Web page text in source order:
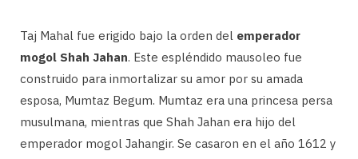
Taj Mahal fue erigido bajo la orden del emperador
mogol Shah Jahan. Este espléndido mausoleo fue
construido para inmortalizar su amor por su amada
esposa, Mumtaz Begum. Mumtaz era una princesa persa
musulmana, mientras que Shah Jahan era hijo del
emperador mogol Jahangir. Se casaron en el año 1612 y